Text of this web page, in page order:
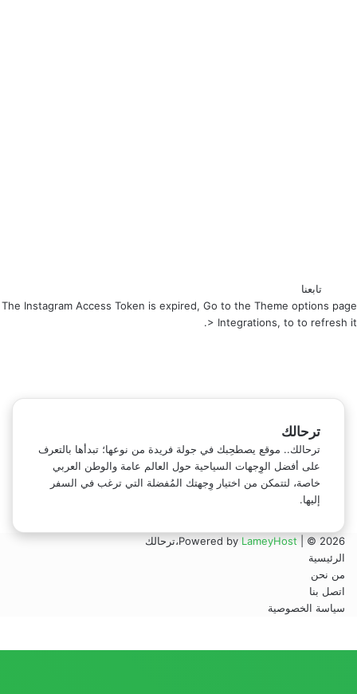
تابعنا
The Instagram Access Token is expired, Go to the Theme options page
> Integrations, to to refresh it.
ترحالك
ترحالك.. موقع يصطحِبك في جولة فريدة من نوعها؛ تبدأها بالتعرف
على أفضل الوِجهات السياحية حول العالم عامة والوطن العربي
خاصة، لتتمكن من اختيار وِجهتك المُفضلة التي ترغب في السفر
إليها.
Powered by LameyHost | © 2026،ترحالك
الرئيسية
من نحن
اتصل بنا
سياسة الخصوصية